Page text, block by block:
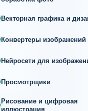
Векторная графика и
Конвертеры изображений
Нейросети для
Просмотрщики
Рисование и цифровая
иллюстрация